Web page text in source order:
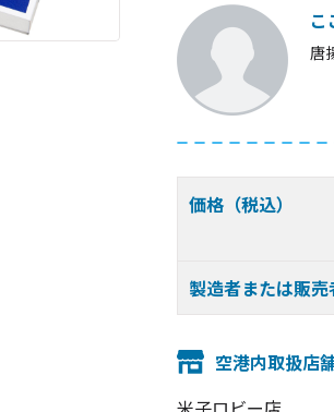
こ
唐
価格（税込）
製造者または販売
空港内取扱店